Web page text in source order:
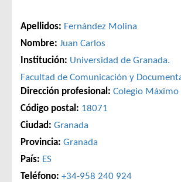
Apellidos: Fernández Molina
Nombre: Juan Carlos
Institución: Universidad de Granada.
Facultad de Comunicación y
Dirección profesional: Colegio Máximo
Código postal: 18071
Ciudad: Granada
Provincia: Granada
País: ES
Teléfono: +34-958 240 924